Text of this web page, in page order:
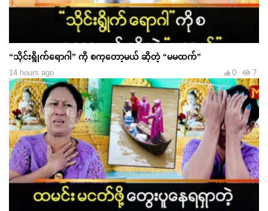
“သိုင်းရွိုက်ရောဂါ” ကို စကုတော့မယ် ဆိုတဲ့ “မမထက်”
14 hours ago 7
0